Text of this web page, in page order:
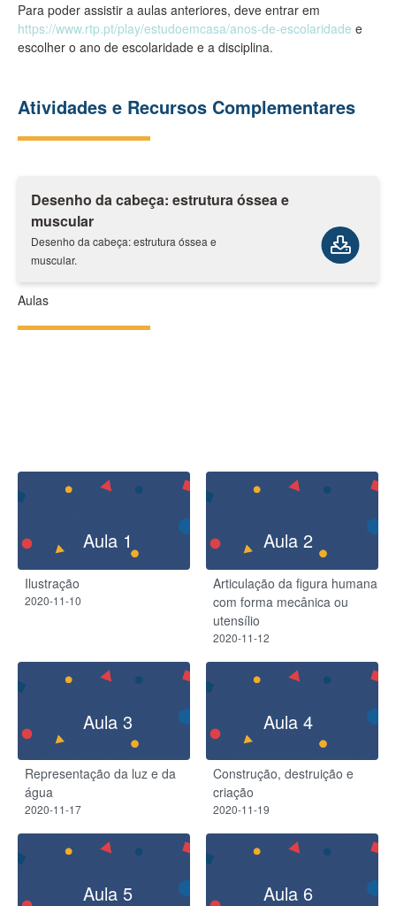
Para poder assistir a aulas anteriores, deve entrar em
https://www.rtp.pt/play/estudoemcasa/anos-de-escolaridade e
escolher o ano de escolaridade e a disciplina.
Atividades e Recursos Complementares
Desenho da cabeça: estrutura óssea e
muscular
Desenho da cabeça: estrutura óssea e
muscular.
Aulas
Aula 1
Ilustração
2020-11-10
Aula 2
Articulação da figura humana
com forma mecânica ou
utensílio
2020-11-12
Aula 3
Representação da luz e da
água
2020-11-17
Aula 4
Construção, destruição e
criação
2020-11-19
Aula 5 Aula 6